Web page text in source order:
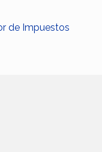
de Impuestos